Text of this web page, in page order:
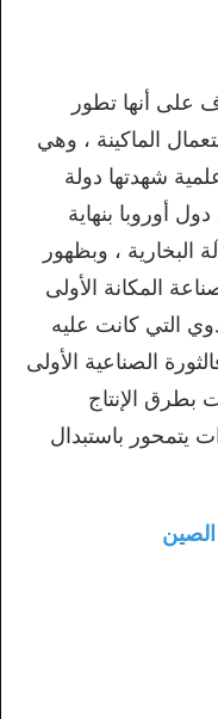
على أنها تطور
الماكينة ، وهي
شهدتها دولة
أوروبا بنهاية
الآلة البخارية ، وبظهور
المكانة الأولى
التي كانت عليه
الصناعية الأولى
بطرق الإنتاج
يتمحور باستبدال